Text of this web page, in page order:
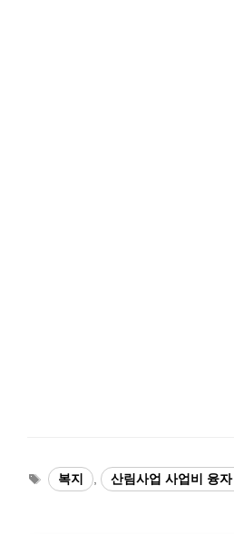
Tags
복지 , 산림사업 사업비 융